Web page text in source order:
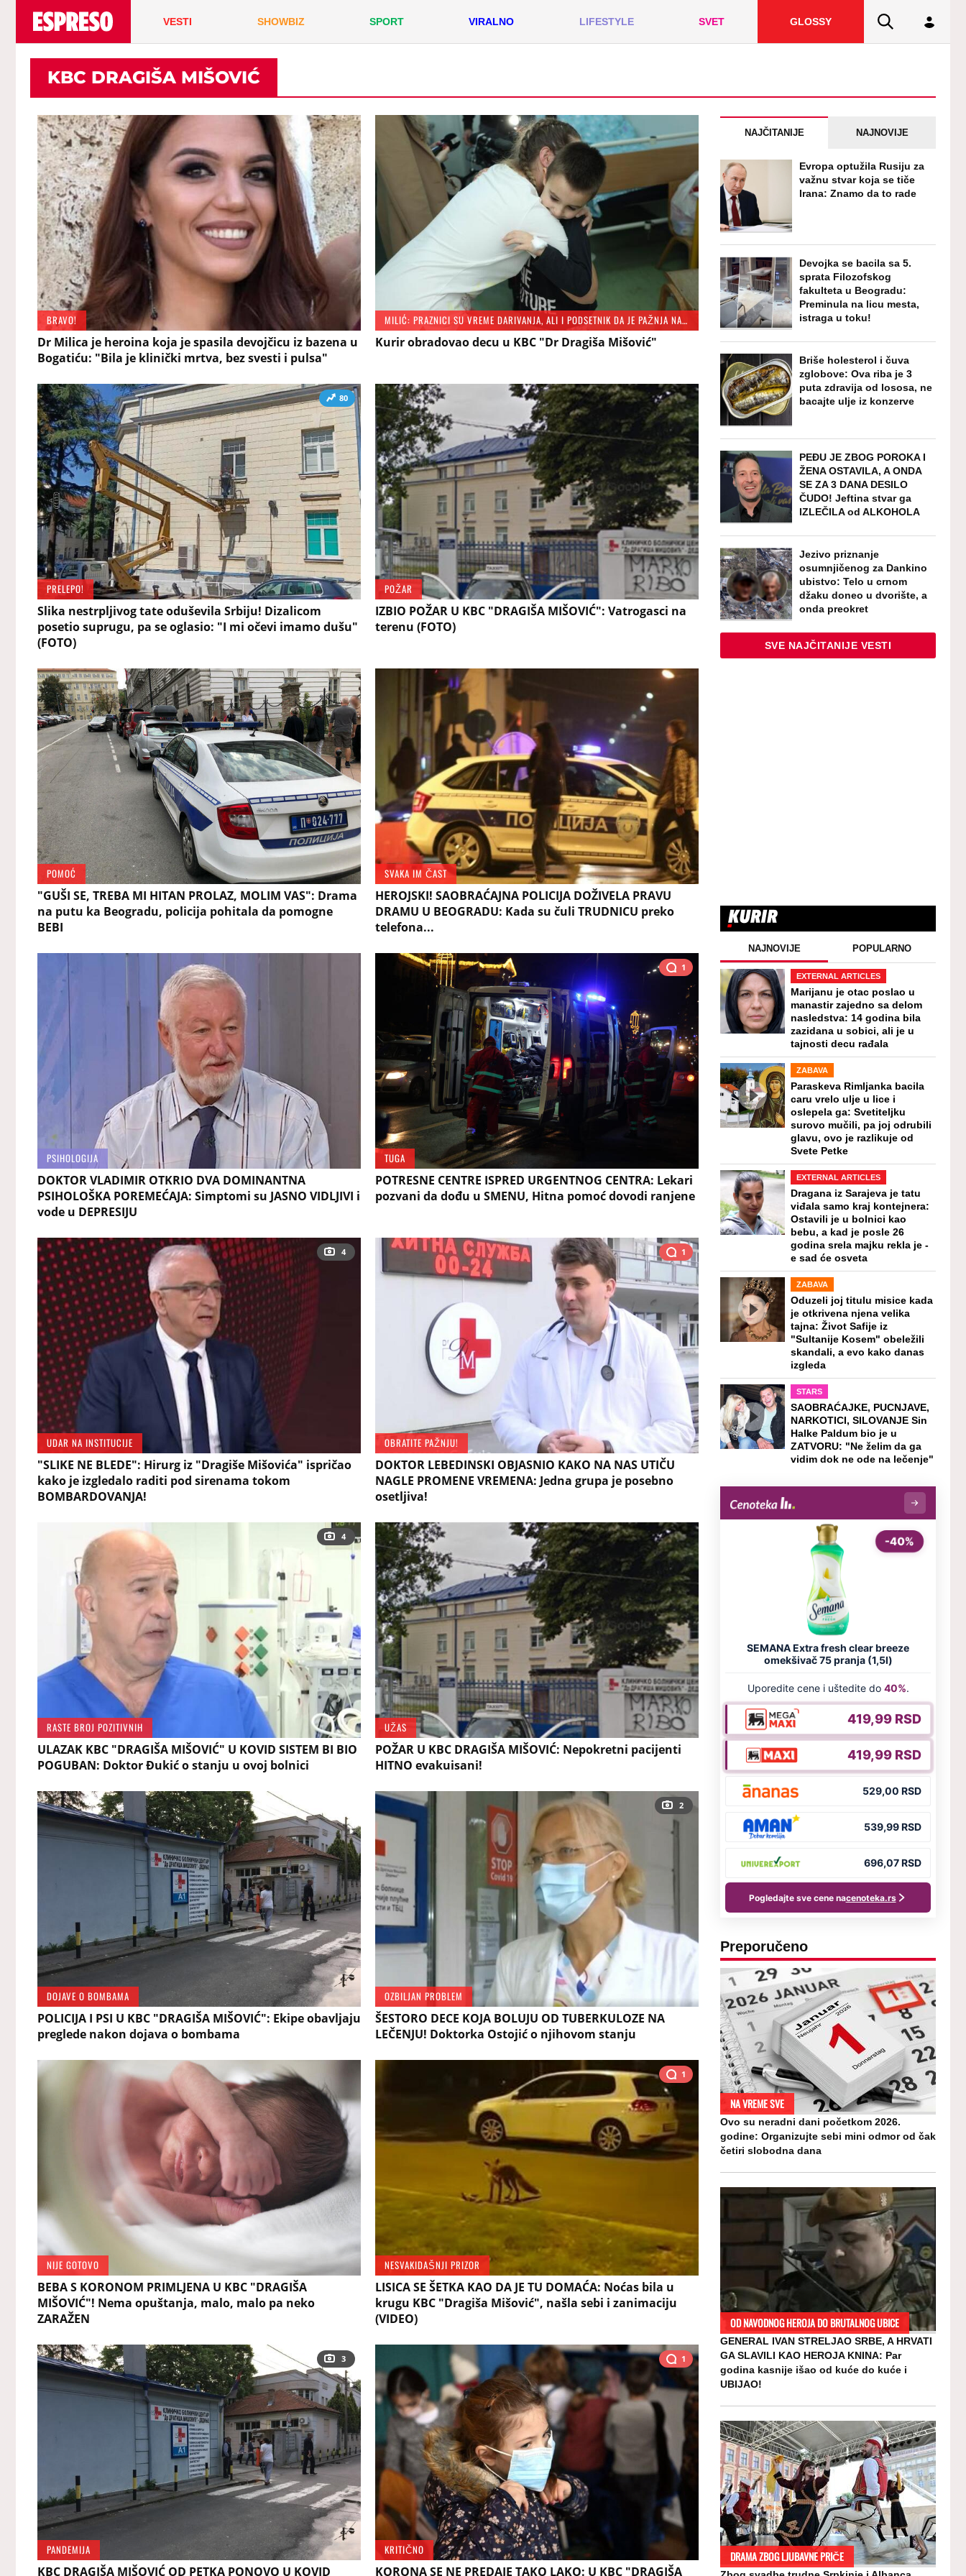
VESTI SHOWBIZ SPORT VIRALNO LIFESTYLE SVET GLOSSY
KBC DRAGIŠA MIŠOVIĆ
BRAVO!
Dr Milica je heroina koja je spasila devojčicu iz bazena u
Bogatiću: "Bila je klinički mrtva, bez svesti i pulsa"
MILIĆ: PRAZNICI SU VREME DARIVANJA, ALI I PODSETNIK DA JE PAŽNJA NAJVREDNIJI POKLON
Kurir obradovao decu u KBC "Dr Dragiša Mišović"
80
PRELEPO!
Slika nestrpljivog tate oduševila Srbiju! Dizalicom
posetio suprugu, pa se oglasio: "I mi očevi imamo dušu"
(FOTO)
POŽAR
IZBIO POŽAR U KBC "DRAGIŠA MIŠOVIĆ": Vatrogasci na
terenu (FOTO)
POMOĆ
"GUŠI SE, TREBA MI HITAN PROLAZ, MOLIM VAS": Drama
na putu ka Beogradu, policija pohitala da pomogne
BEBI
SVAKA IM ČAST
HEROJSKI! SAOBRAĆAJNA POLICIJA DOŽIVELA PRAVU
DRAMU U BEOGRADU: Kada su čuli TRUDNICU preko
telefona...
PSIHOLOGIJA
DOKTOR VLADIMIR OTKRIO DVA DOMINANTNA
PSIHOLOŠKA POREMEĆAJA: Simptomi su JASNO VIDLJIVI i
vode u DEPRESIJU
1
TUGA
POTRESNE CENTRE ISPRED URGENTNOG CENTRA: Lekari
pozvani da dođu u SMENU, Hitna pomoć dovodi ranjene
4
UDAR NA INSTITUCIJE
"SLIKE NE BLEDE": Hirurg iz "Dragiše Mišovića" ispričao
kako je izgledalo raditi pod sirenama tokom
BOMBARDOVANJA!
1
OBRATITE PAŽNJU!
DOKTOR LEBEDINSKI OBJASNIO KAKO NA NAS UTIČU
NAGLE PROMENE VREMENA: Jedna grupa je posebno
osetljiva!
4
RASTE BROJ POZITIVNIH
ULAZAK KBC "DRAGIŠA MIŠOVIĆ" U KOVID SISTEM BI BIO
POGUBAN: Doktor Đukić o stanju u ovoj bolnici
UŽAS
POŽAR U KBC DRAGIŠA MIŠOVIĆ: Nepokretni pacijenti
HITNO evakuisani!
DOJAVE O BOMBAMA
POLICIJA I PSI U KBC "DRAGIŠA MIŠOVIĆ": Ekipe obavljaju
preglede nakon dojava o bombama
2
OZBILJAN PROBLEM
ŠESTORO DECE KOJA BOLUJU OD TUBERKULOZE NA
LEČENJU! Doktorka Ostojić o njihovom stanju
NIJE GOTOVO
BEBA S KORONOM PRIMLJENA U KBC "DRAGIŠA
MIŠOVIĆ"! Nema opuštanja, malo, malo pa neko
ZARAŽEN
1
NESVAKIDAŠNJI PRIZOR
LISICA SE ŠETKA KAO DA JE TU DOMAĆA: Noćas bila u
krugu KBC "Dragiša Mišović", našla sebi i zanimaciju
(VIDEO)
3
PANDEMIJA
KBC DRAGIŠA MIŠOVIĆ OD PETKA PONOVO U KOVID
1
KRITIČNO
KORONA SE NE PREDAJE TAKO LAKO: U KBC "DRAGIŠA
NAJČITANIJE NAJNOVIJE
Evropa optužila Rusiju za
važnu stvar koja se tiče
Irana: Znamo da to rade
Devojka se bacila sa 5.
sprata Filozofskog
fakulteta u Beogradu:
Preminula na licu mesta,
istraga u toku!
Briše holesterol i čuva
zglobove: Ova riba je 3
puta zdravija od lososa, ne
bacajte ulje iz konzerve
PEĐU JE ZBOG POROKA I
ŽENA OSTAVILA, A ONDA
SE ZA 3 DANA DESILO
ČUDO! Jeftina stvar ga
IZLEČILA od ALKOHOLA
Jezivo priznanje
osumnjičenog za Dankino
ubistvo: Telo u crnom
džaku doneo u dvorište, a
onda preokret
SVE NAJČITANIJE VESTI
NAJNOVIJE POPULARNO
EXTERNAL ARTICLES
Marijanu je otac poslao u
manastir zajedno sa delom
nasledstva: 14 godina bila
zazidana u sobici, ali je u
tajnosti decu rađala
ZABAVA
Paraskeva Rimljanka bacila
caru vrelo ulje u lice i
oslepela ga: Svetiteljku
surovo mučili, pa joj odrubili
glavu, ovo je razlikuje od
Svete Petke
EXTERNAL ARTICLES
Dragana iz Sarajeva je tatu
viđala samo kraj kontejnera:
Ostavili je u bolnici kao
bebu, a kad je posle 26
godina srela majku rekla je -
e sad će osveta
ZABAVA
Oduzeli joj titulu misice kada
je otkrivena njena velika
tajna: Život Safije iz
"Sultanije Kosem" obeležili
skandali, a evo kako danas
izgleda
STARS
SAOBRAĆAJKE, PUCNJAVE,
NARKOTICI, SILOVANJE Sin
Halke Paldum bio je u
ZATVORU: "Ne želim da ga
vidim dok ne ode na lečenje"
Preporučeno
NA VREME SVE
Ovo su neradni dani početkom 2026.
godine: Organizujte sebi mini odmor od čak
četiri slobodna dana
OD NAVODNOG HEROJA DO BRUTALNOG UBICE
GENERAL IVAN STRELJAO SRBE, A HRVATI
GA SLAVILI KAO HEROJA KNINA: Par
godina kasnije išao od kuće do kuće i
UBIJAO!
DRAMA ZBOG LJUBAVNE PRIČE